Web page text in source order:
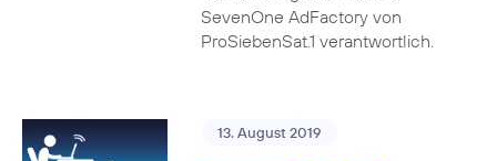
SevenOne AdFactory von
ProSiebenSat.1 verantwortlich.
13. August 2019